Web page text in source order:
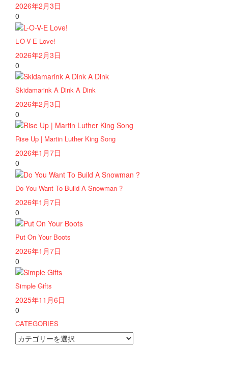
2026年2月3日
0
L-O-V-E Love!
2026年2月3日
0
Skidamarink A Dink A Dink
2026年2月3日
0
Rise Up | Martin Luther King Song
2026年1月7日
0
Do You Want To Build A Snowman ?
2026年1月7日
0
Put On Your Boots
2026年1月7日
0
Simple Gifts
2025年11月6日
0
CATEGORIES
CATEGORIES